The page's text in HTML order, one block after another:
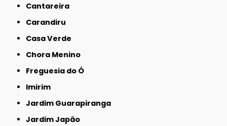
Cantareira
Carandiru
Casa Verde
Chora Menino
Freguesia do Ó
Imirim
Jardim Guarapiranga
Jardim Japão